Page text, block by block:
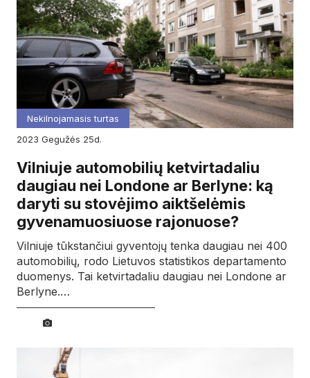
Nekilnojamasis turtas
2023
gegužės 25d.
Vilniuje automobilių ketvirtadaliu
daugiau nei Londone ar Berlyne: ką
daryti su stovėjimo aiktšelėmis
gyvenamuosiuose rajonuose?
Vilniuje tūkstančiui gyventojų tenka daugiau nei 400
automobilių, rodo Lietuvos statistikos departamento
duomenys. Tai ketvirtadaliu daugiau nei Londone ar
Berlyne.…